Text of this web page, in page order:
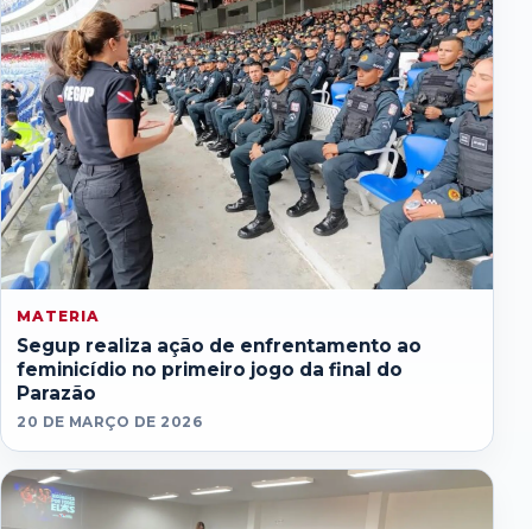
MATERIA
Segup realiza ação de enfrentamento ao
feminicídio no primeiro jogo da final do
Parazão
20 DE MARÇO DE 2026